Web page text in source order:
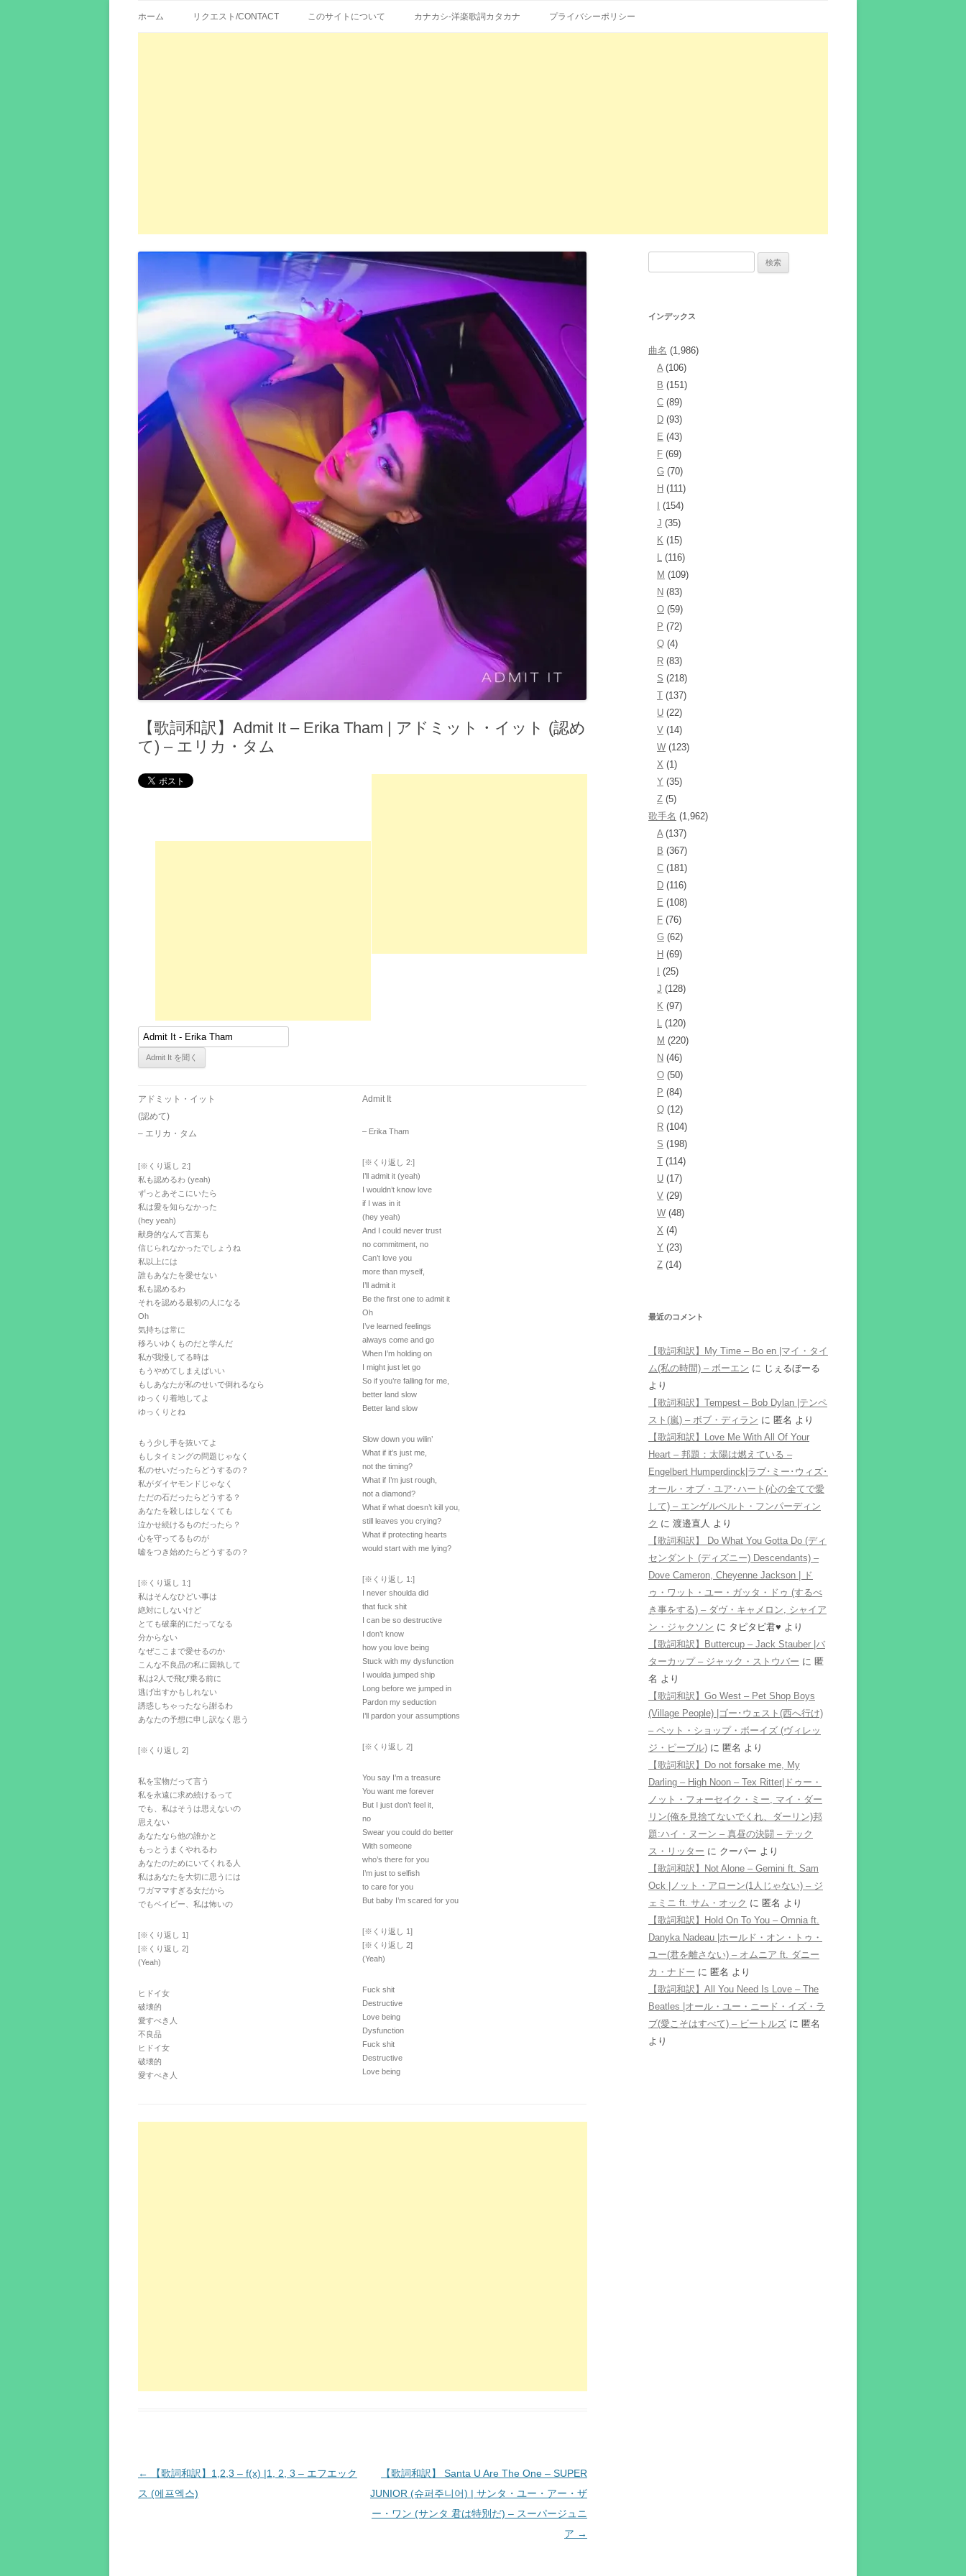
エイカシ | 洋楽歌詞の和訳、英語の意味、読み方
ン
ン
ホーム リクエスト/CONTACT このサイトについて カナカシ-洋楽歌詞カタカナ プライバシーポリシー
【歌詞和訳】Admit It – Erika Tham | アドミット・イット (認め
て) – エリカ・タム
アドミット・イット
(認めて)
– エリカ・タム
[※くり返し 2:]
私も認めるわ (yeah)
ずっとあそこにいたら
私は愛を知らなかった
(hey yeah)
献身的なんて言葉も
信じられなかったでしょうね
私以上には
誰もあなたを愛せない
私も認めるわ
それを認める最初の人になる
Oh
気持ちは常に
移ろいゆくものだと学んだ
私が我慢してる時は
もうやめてしまえばいい
もしあなたが私のせいで倒れるなら
ゆっくり着地してよ
ゆっくりとね
もう少し手を抜いてよ
もしタイミングの問題じゃなく
私のせいだったらどうするの？
私がダイヤモンドじゃなく
ただの石だったらどうする？
あなたを殺しはしなくても
泣かせ続けるものだったら？
心を守ってるものが
嘘をつき始めたらどうするの？
[※くり返し 1:]
私はそんなひどい事は
絶対にしないけど
とても破棄的にだってなる
分からない
なぜここまで愛せるのか
こんな不良品の私に固執して
私は2人で飛び乗る前に
逃げ出すかもしれない
誘惑しちゃったなら謝るわ
あなたの予想に申し訳なく思う
[※くり返し 2]
私を宝物だって言う
私を永遠に求め続けるって
でも、私はそうは思えないの
思えない
あなたなら他の誰かと
もっとうまくやれるわ
あなたのためにいてくれる人
私はあなたを大切に思うには
ワガママすぎる女だから
でもベイビー、私は怖いの
[※くり返し 1]
[※くり返し 2]
(Yeah)
ヒドイ女
破壊的
愛すべき人
不良品
ヒドイ女
破壊的
愛すべき人
Admit It
– Erika Tham
[※くり返し 2:]
I’ll admit it (yeah)
I wouldn’t know love
if I was in it
(hey yeah)
And I could never trust
no commitment, no
Can’t love you
more than myself,
I’ll admit it
Be the first one to admit it
Oh
I’ve learned feelings
always come and go
When I’m holding on
I might just let go
So if you’re falling for me,
better land slow
Better land slow
Slow down you wilin’
What if it’s just me,
not the timing?
What if I’m just rough,
not a diamond?
What if what doesn’t kill you,
still leaves you crying?
What if protecting hearts
would start with me lying?
[※くり返し 1:]
I never shoulda did
that fuck shit
I can be so destructive
I don’t know
how you love being
Stuck with my dysfunction
I woulda jumped ship
Long beforе we jumped in
Pardon my seduction
I’ll pardon your assumptions
[※くり返し 2]
You say I’m a treasure
You want me forever
But I just don’t feel it,
no
Swear you could do better
With someone
who’s there for you
I’m just to selfish
to care for you
But baby I’m scared for you
[※くり返し 1]
[※くり返し 2]
(Yeah)
Fuck shit
Destructive
Love being
Dysfunction
Fuck shit
Destructive
Love being
投
稿
←
【歌詞和訳】1,2,3 – ​f(x) |1, 2, 3 – エフエック
ス (에프엑스)
【歌詞和訳】 Santa U Are The One – SUPER
JUNIOR (슈퍼주니어) | サンタ・ユー・アー・ザ
ー・ワン (サンタ 君は特別だ) – スーパージュニ
ア →
インデックス
曲名 (1,986)
A(106)
B (151)
C (89)
D (93)
E (43)
F (69)
G (70)
H (111)
(154)
J (35)
K (15)
L (116)
M (109)
N (83)
O (59)
P (72)
Q (4)
R (83)
S (218)
T (137)
U (22)
V (14)
W (123)
X (1)
Y (35)
Z (5)
歌手名 (1,962)
A(137)
B (367)
C (181)
D (116)
E (108)
F (76)
G (62)
H (69)
(25)
J (128)
K (97)
L (120)
M (220)
N (46)
O (50)
P (84)
Q (12)
R (104)
S (198)
T (114)
U (17)
V (29)
W (48)
X (4)
Y (23)
Z (14)
最近のコメント
【歌詞和訳】My Time – Bo en |マイ・タイ
ム(私の時間) – ボーエン に じぇるぼーる
より
【歌詞和訳】Tempest – Bob Dylan |テンペ
スト(嵐) – ボブ・ディラン に 匿名 より
【歌詞和訳】Love Me With All Of Your
Heart – 邦題：太陽は燃えている –
Engelbert Humperdinck|ラブ･ミー･ウィズ･
オール・オブ・ユア･ハート(心の全てで愛
して) – エンゲルベルト・フンパーディン
ク に 渡邉直人 より
【歌詞和訳】 Do What You Gotta Do (ディ
センダント (ディズニー) Descendants) –
Dove Cameron, Cheyenne Jackson | ド
ゥ・ワット・ユー・ガッタ・ドゥ (するべ
き事をする) – ダヴ・キャメロン, シャイア
ン・ジャクソン に タピタピ君♥️ より
【歌詞和訳】Buttercup – Jack Stauber |バ
ターカップ – ジャック・ストウバー に 匿
名 より
【歌詞和訳】Go West – Pet Shop Boys
(Village People) |ゴー･ウェスト(西へ行け)
– ペット・ショップ・ボーイズ (ヴィレッ
ジ・ピープル) に 匿名 より
【歌詞和訳】Do not forsake me, My
Darling – High Noon – Tex Ritter|ドゥー・
ノット・フォーセイク・ミー, マイ・ダー
リン(俺を見捨てないでくれ、ダーリン)邦
題:ハイ・ヌーン – 真昼の決闘 – テック
ス・リッター に クーパー より
【歌詞和訳】Not Alone – Gemini ft. Sam
Ock |ノット・アローン(1人じゃない) – ジ
ェミニ ft. サム・オック に 匿名 より
【歌詞和訳】Hold On To You – Omnia ft.
Danyka Nadeau |ホールド・オン・トゥ・
ユー(君を離さない) – オムニア ft. ダニー
カ・ナドー に 匿名 より
【歌詞和訳】All You Need Is Love – The
Beatles |オール・ユー・ニード・イズ・ラ
ブ(愛こそはすべて) – ビートルズ に 匿名
より